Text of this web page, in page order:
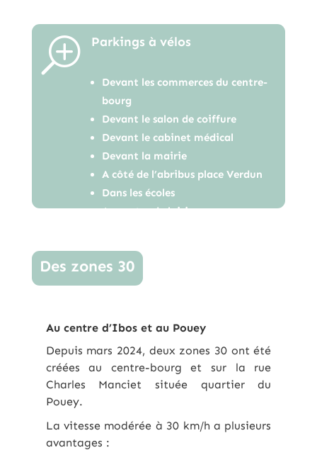
T Parkings à vélos
Devant les commerces du centre-
bourg
Devant le salon de coiffure
Devant le cabinet médical
Devant la mairie
A côté de l’abribus place Verdun
Dans les écoles
Au centre de loisirs
Des zones 30
Au centre d’Ibos et au Pouey
Depuis mars 2024, deux zones 30 ont été
créées au centre-bourg et sur la rue
Charles Manciet située quartier du
Pouey.
La vitesse modérée à 30 km/h a plusieurs
avantages :